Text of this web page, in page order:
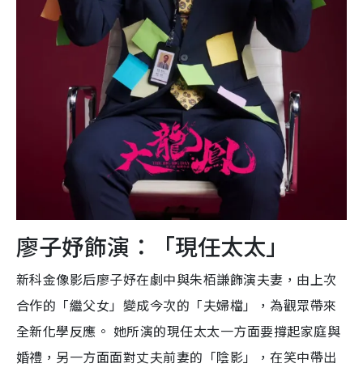
廖子妤飾演：「現任太太」
新科金像影后廖子妤在劇中與朱栢謙飾演夫妻，由上次
合作的「繼父女」變成今次的「夫婦檔」，為觀眾帶來
全新化學反應。 她所演的現任太太一方面要撐起家庭與
婚禮，另一方面面對丈夫前妻的「陰影」，在笑中帶出